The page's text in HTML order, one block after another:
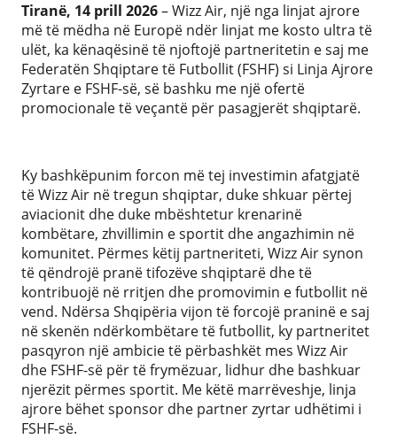
Tiranë, 14 prill 2026– Wizz Air, një nga linjat ajrore
më të mëdha në Europë ndër linjat me kosto ultra të
ulët, ka kënaqësinë të njoftojë partneritetin e saj me
Federatën Shqiptare të Futbollit (FSHF) si Linja Ajrore
Zyrtare e FSHF-së, së bashku me një ofertë
promocionale të veçantë për pasagjerët shqiptarë.
Ky bashkëpunim forcon më tej investimin afatgjatë
të Wizz Air në tregun shqiptar, duke shkuar përtej
aviacionit dhe duke mbështetur krenarinë
kombëtare, zhvillimin e sportit dhe angazhimin në
komunitet. Përmes këtij partneriteti, Wizz Air synon
të qëndrojë pranë tifozëve shqiptarë dhe të
kontribuojë në rritjen dhe promovimin e futbollit në
vend. Ndërsa Shqipëria vijon të forcojë praninë e saj
në skenën ndërkombëtare të futbollit, ky partneritet
pasqyron një ambicie të përbashkët mes Wizz Air
dhe FSHF-së për të frymëzuar, lidhur dhe bashkuar
njerëzit përmes sportit. Me këtë marrëveshje, linja
ajrore bëhet sponsor dhe partner zyrtar udhëtimi i
FSHF-së.